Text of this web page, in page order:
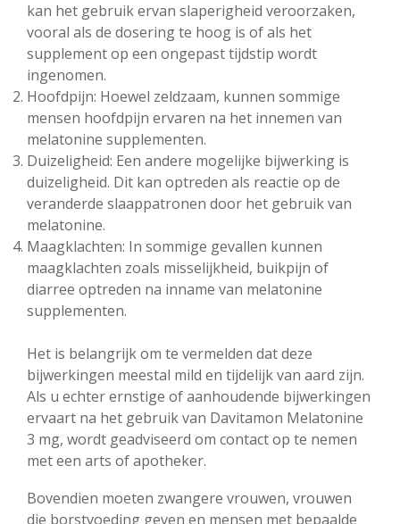
kan het gebruik ervan slaperigheid veroorzaken,
vooral als de dosering te hoog is of als het
supplement op een ongepast tijdstip wordt
ingenomen.
Hoofdpijn: Hoewel zeldzaam, kunnen sommige
mensen hoofdpijn ervaren na het innemen van
melatonine supplementen.
Duizeligheid: Een andere mogelijke bijwerking is
duizeligheid. Dit kan optreden als reactie op de
veranderde slaappatronen door het gebruik van
melatonine.
Maagklachten: In sommige gevallen kunnen
maagklachten zoals misselijkheid, buikpijn of
diarree optreden na inname van melatonine
supplementen.
Het is belangrijk om te vermelden dat deze
bijwerkingen meestal mild en tijdelijk van aard zijn.
Als u echter ernstige of aanhoudende bijwerkingen
ervaart na het gebruik van Davitamon Melatonine
3 mg, wordt geadviseerd om contact op te nemen
met een arts of apotheker.
Bovendien moeten zwangere vrouwen, vrouwen
die borstvoeding geven en mensen met bepaalde